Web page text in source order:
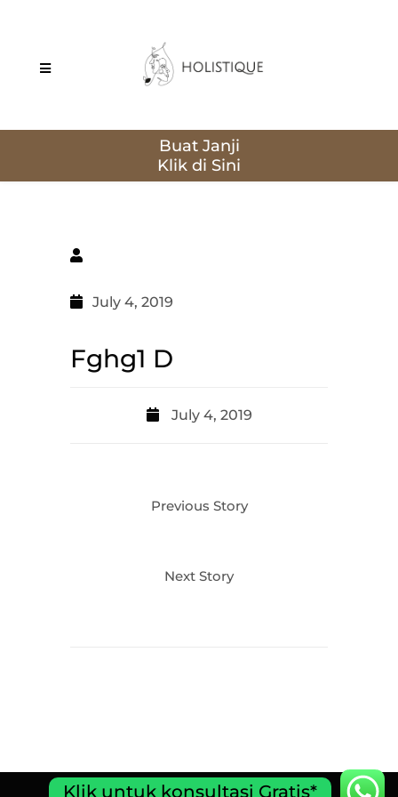
Buat Janji
July 4, 2019
Fghg1 D
July 4, 2019
Previous Story
Next Story
Klik untuk konsultasi Gratis*